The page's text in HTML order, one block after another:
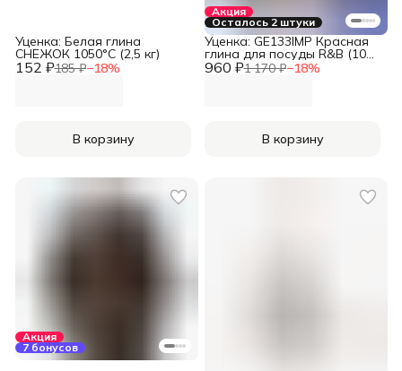
152 ₽185 ₽−18%
Уценка: Белая глина
СНЕЖОК 1050°С (2,5 кг)
В корзину
Акция
Осталось 2 штуки
960 ₽1 170 ₽−18%
Уценка: GE133IMP Красная
глина для посуды R&B (10
кг)
В корзину
Акция
7 бонусов